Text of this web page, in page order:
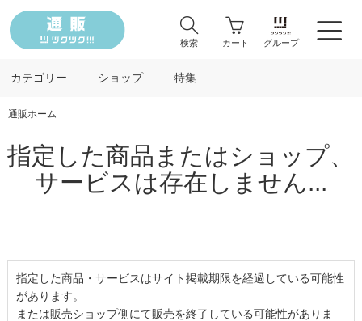
検索 カート グループ
カテゴリー ショップ 特集
通販ホーム
指定した商品またはショップ、
サービスは存在しません...
指定した商品・サービスはサイト掲載期限を経過している可能性
があります。
または販売ショップ側にて販売を終了している可能性がありま